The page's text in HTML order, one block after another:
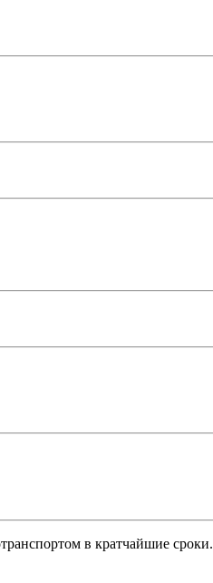
в кратчайшие сроки.